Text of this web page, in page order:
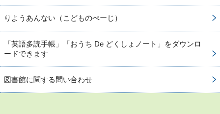
りようあんない（こどものぺーじ）
「英語多読手帳」「おうち De どくしょノート」をダウンロ
ードできます
図書館に関する問い合わせ